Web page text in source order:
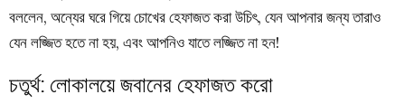
বললেন, অন্যের ঘরে গিয়ে চোখের হেফাজত করা উচিৎ, যেন আপনার জন্য তারাও
যেন লজ্জিত হতে না হয়, এবং আপনিও যাতে লজ্জিত না হন!
চতুর্থ: লোকালয়ে জবানের হেফাজত করো